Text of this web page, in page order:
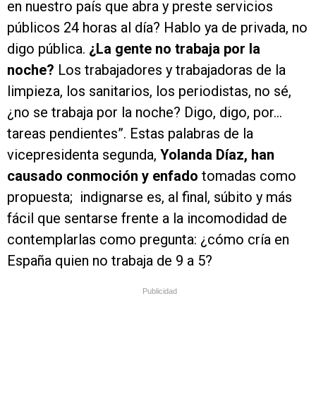
en nuestro país que abra y preste servicios
públicos 24 horas al día? Hablo ya de privada, no
digo pública. ¿La gente no trabaja por la
noche? Los trabajadores y trabajadoras de la
limpieza, los sanitarios, los periodistas, no sé,
¿no se trabaja por la noche? Digo, digo, por…
tareas pendientes”. Estas palabras de la
vicepresidenta segunda, Yolanda Díaz, han
causado conmoción y enfado tomadas como
propuesta; indignarse es, al final, súbito y más
fácil que sentarse frente a la incomodidad de
contemplarlas como pregunta: ¿cómo cría en
España quien no trabaja de 9 a 5?
Publicidad